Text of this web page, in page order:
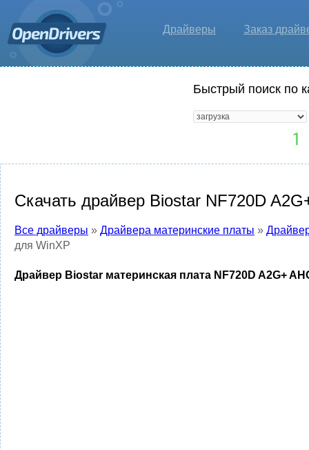
Драйверы Заказ
Быстрый поиск по
Скачать драйвер Biostar NF720D
Все драйверы » Драйвера материнские платы »
для WinXP
Драйвер Biostar материнская плата NF720D A2G+